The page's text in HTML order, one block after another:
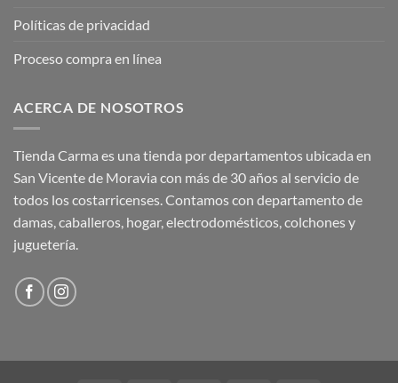
Políticas de privacidad
Proceso compra en línea
ACERCA DE NOSOTROS
Tienda Carma es una tienda por departamentos ubicada en
San Vicente de Moravia con más de 30 años al servicio de
todos los costarricenses. Contamos con departamento de
damas, caballeros, hogar, electrodomésticos, colchones y
juguetería.